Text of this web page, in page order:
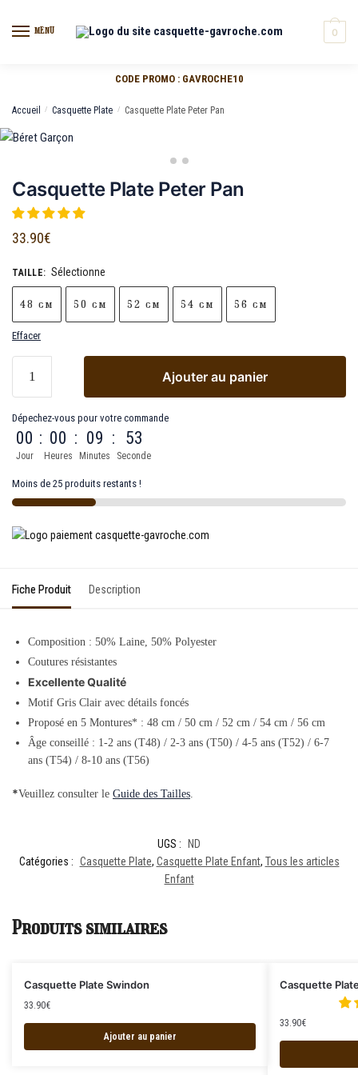
MENU 0
CODE PROMO : GAVROCHE10
Accueil / Casquette Plate / Casquette Plate Peter Pan
Casquette Plate Peter Pan
33.90€
TAILLE: Sélectionne
48 cm 50 cm 52 cm 54 cm 56 cm
Effacer
Ajouter au panier
Dépechez-vous pour votre commande
00
Jour
: 00
Heures
: 09
Minutes
: 53
Seconde
Moins de 25 produits restants !
Fiche Produit Description
Composition : 50% Laine, 50% Polyester
Coutures résistantes
Excellente Qualité
Motif Gris Clair avec détails foncés
Proposé en 5 Montures* : 48 cm / 50 cm / 52 cm / 54 cm / 56 cm
Âge conseillé : 1-2 ans (T48) / 2-3 ans (T50) / 4-5 ans (T52) / 6-7
ans (T54) / 8-10 ans (T56)
*Veuillez consulter le Guide des Tailles.
UGS :
ND
Catégories : Casquette Plate, Casquette Plate Enfant, Tous les articles
Enfant
Produits similaires
Casquette Plate Swindon
33.90€
Ajouter au panier
Casquette
33.90€